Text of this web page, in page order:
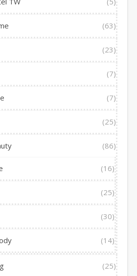
(63)
(23)
(7)
(7)
(25)
(86)
(16)
(25)
(30)
(14)
(25)